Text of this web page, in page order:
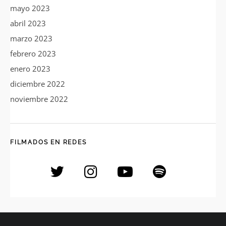
mayo 2023
abril 2023
marzo 2023
febrero 2023
enero 2023
diciembre 2022
noviembre 2022
FILMADOS EN REDES